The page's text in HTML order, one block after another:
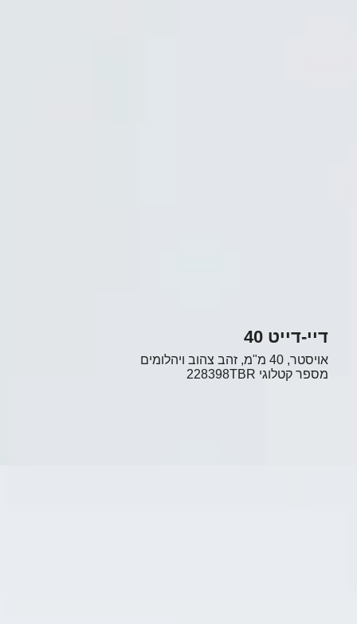
דיי-דייט 40
אויסטר, 40 מ"מ, זהב צהוב ויהלומים
מספר קטלוגי 228398TBR